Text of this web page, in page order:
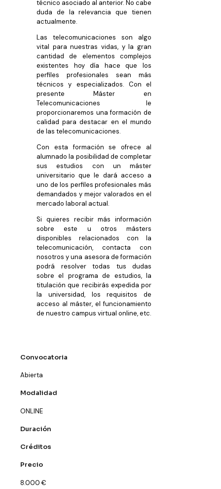
técnico asociado al anterior. No cabe
duda de la relevancia que tienen
actualmente.
Las telecomunicaciones son algo
vital para nuestras vidas, y la gran
cantidad de elementos complejos
existentes hoy día hace que los
perfiles profesionales sean más
técnicos y especializados. Con el
presente Máster en
Telecomunicaciones le
proporcionaremos una formación de
calidad para destacar en el mundo
de las telecomunicaciones.
Con esta formación se ofrece al
alumnado la posibilidad de completar
sus estudios con un máster
universitario que le dará acceso a
uno de los perfiles profesionales más
demandados y mejor valorados en el
mercado laboral actual.
Si quieres recibir más información
sobre este u otros másters
disponibles relacionados con la
telecomunicación, contacta con
nosotros y una asesora de formación
podrá resolver todas tus dudas
sobre el programa de estudios, la
titulación que recibirás expedida por
la universidad, los requisitos de
acceso al máster, el funcionamiento
de nuestro campus virtual online, etc.
Convocatoria
Abierta
Modalidad
ONLINE
Duración
Créditos
Precio
8.000€